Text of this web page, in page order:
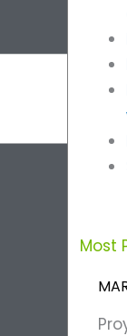
Most